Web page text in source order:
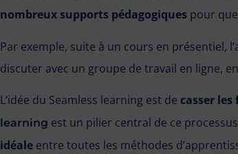
nombreux supports pédagogiques pour
Par exemple, suite à un cours en présentiel,
discuter avec un groupe de travail en ligne,
L’idée du Seamless learning est de casser
learning est un pilier central de ce
idéale entre toutes les méthodes